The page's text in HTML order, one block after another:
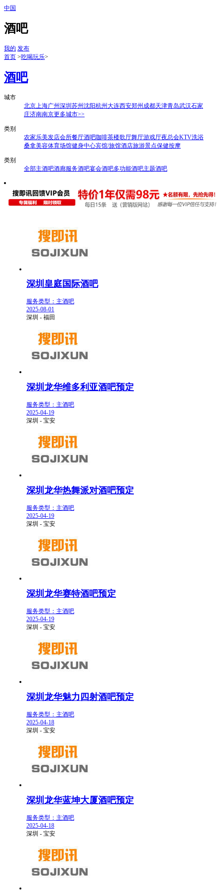
中国
酒吧
我的 发布
首页 >吃喝玩乐>
酒吧
城市
北京上海广州深圳 苏州沈阳杭州大连西安郑州 成都天津青岛武汉石家
庄济南南京更多城市>>
类别
农家乐美发店会所餐厅酒吧咖啡茶楼歌厅舞厅游戏厅夜总会KTV洗浴
桑拿美容体育场馆健身中心宾馆/旅馆酒店旅游景点保健按摩
类别
全部主酒吧酒廊服务酒吧宴会酒吧多功能酒吧主题酒吧
深圳皇庭国际酒吧
服务类型：主酒吧
2025-08-01
深圳 - 福田
深圳龙华维多利亚酒吧预定
服务类型：主酒吧
2025-04-19
深圳 - 宝安
深圳龙华热舞派对酒吧预定
服务类型：主酒吧
2025-04-19
深圳 - 宝安
深圳龙华赛特酒吧预定
服务类型：主酒吧
2025-04-19
深圳 - 宝安
深圳龙华魅力四射酒吧预定
服务类型：主酒吧
2025-04-18
深圳 - 宝安
深圳龙华蓝坤大厦酒吧预定
服务类型：主酒吧
2025-04-18
深圳 - 宝安